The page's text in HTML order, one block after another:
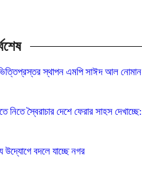
ভিত্তিপ্রস্তর স্থাপন এমপি সাঈদ আল নোমান
স্বৈরাচার দেশে ফেরার সাহস দেখাচ্ছে:
উদ্যোগে বদলে যাচ্ছে নগর